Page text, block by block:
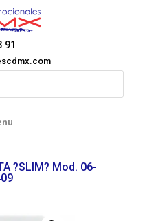
91
?SLIM? Mod. 06-